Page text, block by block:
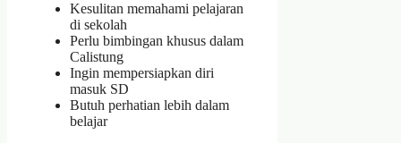
Kesulitan memahami pelajaran
di sekolah
Perlu bimbingan khusus dalam
Calistung
Ingin mempersiapkan diri
masuk SD
Butuh perhatian lebih dalam
belajar